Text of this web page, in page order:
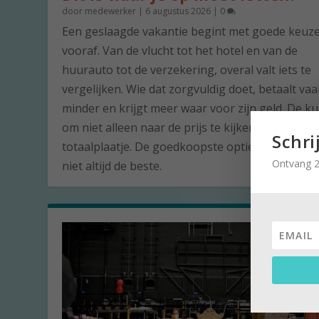
door medewerker | 6 augustus 2026 | 0
Een geslaagde vakantie begint met goede
vooraf. Van de vlucht tot het hotel en van de
huurauto tot de verzekering, overal valt iets te
vergelijken. Wie dat zorgvuldig doet, betaalt
minder en krijgt meer waar voor zijn geld. De
om niet alleen naar de prijs te kijken, maar naar
totaalplaatje. De goedkoopste optie is namelijk
niet altijd de beste.
Ontvang